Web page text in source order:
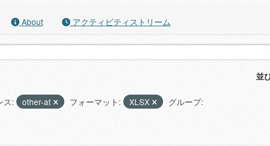
About アクティビティストリーム
並
ス: other-at フォーマット: XLSX
グループ: